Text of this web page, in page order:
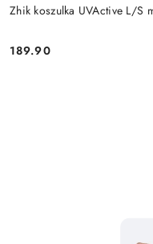
Zhik koszulka UVActive L/S
Cena:
189.90